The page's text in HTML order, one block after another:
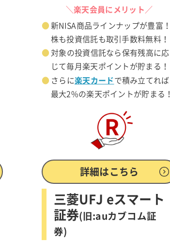
＼楽天会員にメリット／
新NISA商品ラインナップが豊富！
株も投資信託も取引手数料無料！
対象の投資信託なら保有残高に応
じて毎月楽天ポイントが貯まる！
さらに楽天カードで積み立てれば
最大2%の楽天ポイントが貯まる！
詳細はこちら
三菱UFJ eスマート
証券(旧:auカブコム証
券)